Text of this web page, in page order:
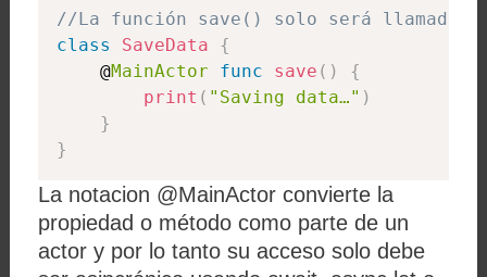
//La función save() solo será llamada
class
SaveData
{
    @
MainActor func save ( )
{
print ( "Saving data…" )
}
}
La notacion @MainActor convierte la
propiedad o método como parte de un
actor y por lo tanto su acceso solo debe